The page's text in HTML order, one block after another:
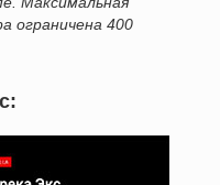
ограничена 400